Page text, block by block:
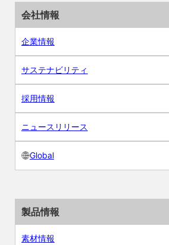
会社情報
企業情報
サステナビリティ
採用情報
ニュースリリース
Global
製品情報
素材情報